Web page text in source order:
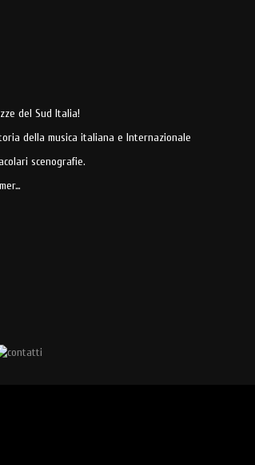
del Sud Italia!
della musica italiana e Internazionale
scenografie.